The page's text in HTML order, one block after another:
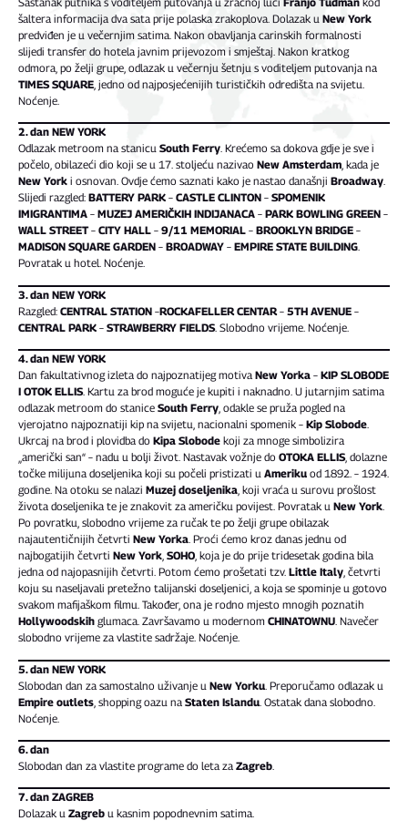
šaltera informacija dva sata prije polaska zrakoplova. Dolazak u New York
predviđen je u večernjim satima. Nakon obavljanja carinskih formalnosti
slijedi transfer do hotela javnim prijevozom i smještaj. Nakon kratkog
odmora, po želji grupe, odlazak u večernju šetnju s voditeljem putovanja na
TIMES SQUARE, jedno od najposjećenijih turističkih odredišta na svijetu.
Noćenje.
2. dan NEW YORK
Odlazak metroom na stanicu South Ferry. Krećemo sa dokova gdje je sve i
počelo, obilazeći dio koji se u 17. stoljeću nazivao New Amsterdam, kada je
New York i osnovan. Ovdje ćemo saznati kako je nastao današnji Broadway.
Slijedi razgled: BATTERY PARK – CASTLE CLINTON – SPOMENIK
IMIGRANTIMA – MUZEJ AMERIČKIH INDIJANACA – PARK BOWLING GREEN –
WALL STREET– CITY HALL – 9/11 MEMORIAL – BROOKLYN BRIDGE –
MADISON SQUARE GARDEN – BROADWAY – EMPIRE STATE BUILDING.
Povratak u hotel. Noćenje.
3. dan NEW YORK
Razgled: CENTRAL STATION –ROCKAFELLER CENTAR – 5TH AVENUE –
CENTRAL PARK – STRAWBERRY FIELDS. Slobodno vrijeme. Noćenje.
4. dan NEW YORK
Dan fakultativnog izleta do najpoznatijeg motiva New Yorka – KIP SLOBODE
I OTOK ELLIS. Kartu za brod moguće je kupiti i naknadno. U jutarnjim satima
odlazak metroom do stanice South Ferry, odakle se pruža pogled na
vjerojatno najpoznatiji kip na svijetu, nacionalni spomenik – Kip Slobode.
Ukrcaj na brod i plovidba do Kipa Slobode koji za mnoge simbolizira
„američki san“ – nadu u bolji život. Nastavak vožnje do OTOKA ELLIS, dolazne
točke milijuna doseljenika koji su počeli pristizati u Ameriku od 1892. – 1924.
godine. Na otoku se nalazi Muzej doseljenika, koji vraća u surovu prošlost
života doseljenika te je znakovit za američku povijest. Povratak u New York.
Po povratku, slobodno vrijeme za ručak te po želji grupe obilazak
najautentičnijih četvrti New Yorka. Proći ćemo kroz danas jednu od
najbogatijih četvrti New York, SOHO, koja je do prije tridesetak godina bila
jedna od najopasnijih četvrti. Potom ćemo prošetati tzv. Little Italy, četvrti
koju su naseljavali pretežno talijanski doseljenici, a koja se spominje u gotovo
svakom mafijaškom filmu. Također, ona je rodno mjesto mnogih poznatih
Hollywoodskih glumaca. Završavamo u modernom CHINATOWNU. Navečer
slobodno vrijeme za vlastite sadržaje. Noćenje.
5. dan NEW YORK
Slobodan dan za samostalno uživanje u New Yorku . Preporučamo odlazak u
Empire outlets , shopping oazu na Staten Islandu . Ostatak dana slobodno.
Noćenje.
6. dan
Slobodan dan za vlastite programe do leta za Zagreb
7. dan ZAGREB
Dolazak u Zagreb u kasnim popodnevnim satima.